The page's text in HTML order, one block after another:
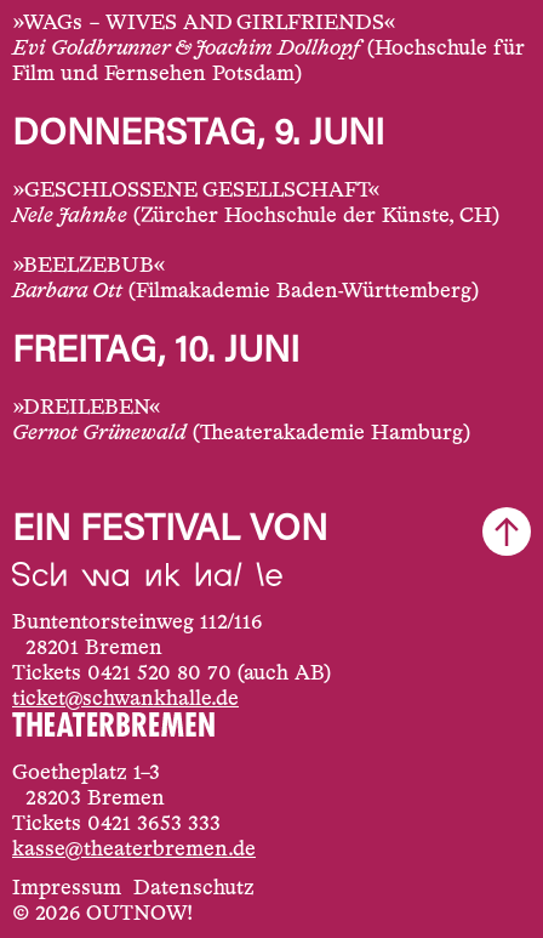
»WAGs – WIVES AND GIRLFRIENDS«
Evi Goldbrunner & Joachim Dollhopf(Hochschule für
Film und Fernsehen Potsdam)
DONNERSTAG, 9. JUNI
»GESCHLOSSENE GESELLSCHAFT«
Nele Jahnke (Zürcher Hochschule der Künste, CH)
»BEELZEBUB«
Barbara Ott(Filmakademie Baden-Württemberg)
FREITAG, 10. JUNI
»DREILEBEN«
Gernot Grünewald(Theaterakademie Hamburg)
EIN FESTIVAL VON
Buntentorsteinweg 112/116
28201 Bremen
Tickets 0421 520 80 70 (auch AB)
ticket@schwankhalle.de
Goetheplatz 1–3
28203 Bremen
Tickets 0421 3653 333
kasse@theaterbremen.de
© 2026 OUTNOW!
Impressum Datenschutz